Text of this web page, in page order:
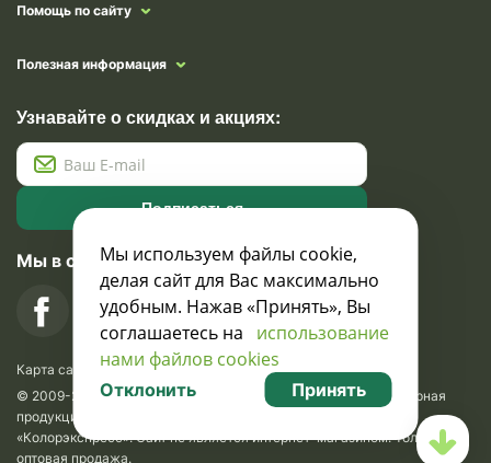
Помощь по сайту
Полезная информация
Узнавайте о скидках и акциях:
Подписаться
Мы в социальных сетях
Карта сайта
© 2009-2026 Krasavik.by. Сувениры оптом. Рекламно-сувенирная
продукция и сувениры с логотипом. УНН 100873745, ООО
«Колорэкспресс». Сайт не является интернет-магазином. Только
оптовая продажа.
Мы используем файлы cookie,
делая сайт для Вас максимально
удобным. Нажав «Принять», Вы
соглашаетесь на использование
нами файлов cookies
Отклонить Принять